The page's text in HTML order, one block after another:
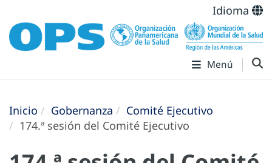
Idioma
Menú
Inicio Gobernanza
Comité Ejecutivo
174.ª sesión del Comité Ejecutivo